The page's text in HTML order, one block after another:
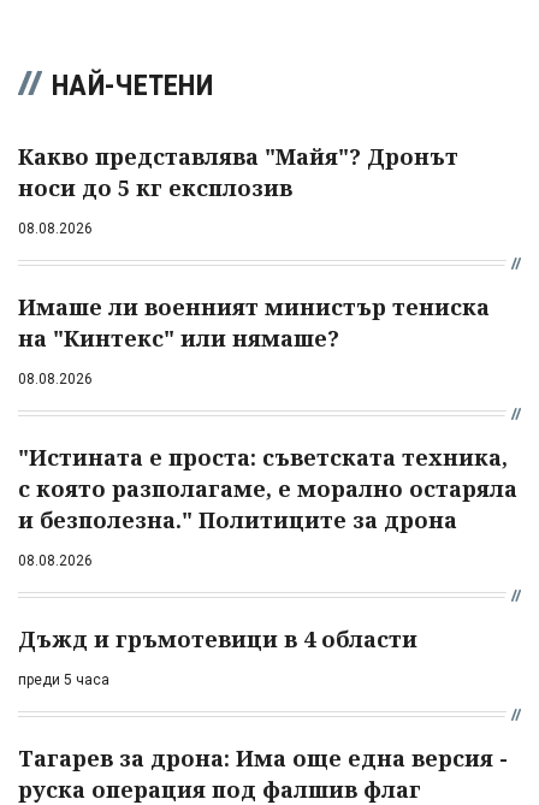
НАЙ-ЧЕТЕНИ
Какво представлява "Майя"? Дронът
носи до 5 кг експлозив
08.08.2026
Имаше ли военният министър тениска
на "Кинтекс" или нямаше?
08.08.2026
"Истината е проста: съветската техника,
с която разполагаме, е морално остаряла
и безполезна." Политиците за дрона
08.08.2026
Дъжд и гръмотевици в 4 области
преди 5 часа
Тагарев за дрона: Има още една версия -
руска операция под фалшив флаг